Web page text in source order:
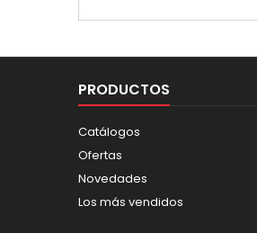
PRODUCTOS
Catálogos
Ofertas
Novedades
Los más vendidos